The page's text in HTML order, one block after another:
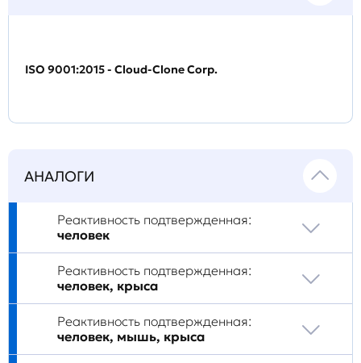
ISO 9001:2015 - Cloud-Clone Corp.
АНАЛОГИ
Реактивность подтвержденная:
человек
Реактивность подтвержденная:
человек, крыса
Реактивность подтвержденная:
человек, мышь, крыса